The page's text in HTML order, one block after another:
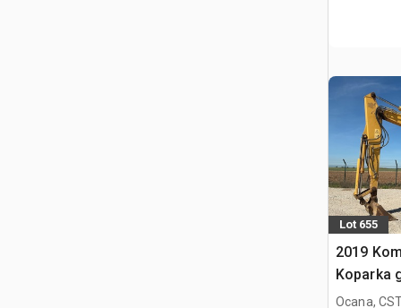
Lot 655
2019
Koparka
Ocana,